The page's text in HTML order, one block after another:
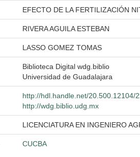
EFECTO DE LA FERTILIZACIÓN
RIVERA AGUILA ESTEBAN
LASSO GOMEZ TOMAS
Biblioteca Digital wdg.biblio
Universidad de Guadalajara
http://hdl.handle.net/20.500.12104/
http://wdg.biblio.udg.mx
LICENCIATURA EN INGENIERO
CUCBA